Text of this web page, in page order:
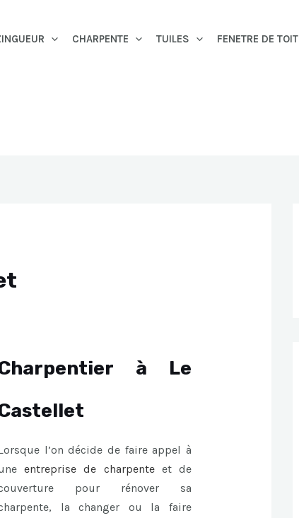
CHARPENTE TUILES FENETRE DE TOIT
à Le
l’on décide de faire appel à
entreprise de charpenteet de
pour rénover sa
la changer ou la faire